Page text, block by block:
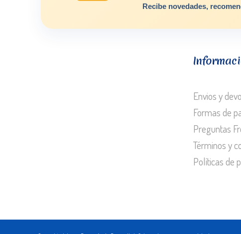
Recibe novedades,
Envios y
Formas de
Preguntas
Términos y
Políticas de